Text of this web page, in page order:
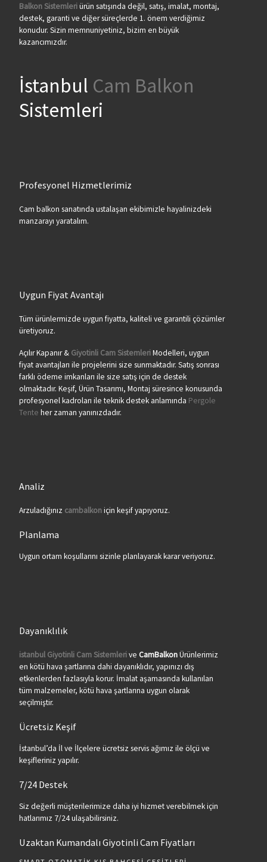
Balkon Sistemleriürün satışında değil, satış, imalat, montaj,
destek, garanti ve diğer süreçlerde 1. önem verdiğimiz
konudur. Sizin memnuniyetiniz, bizim en büyük
kazancımızdır.
İstanbul Cam Balkon
Sistemleri
Profesyonel Hizmetlerimiz
Cam balkon sanatında ustalaşan ekibimizle hayalinizdeki
manzarayı yaratalım.
Uygun Fiyat Avantajı
Tüm ürünlermizde uygun fiyatta, kaliteli ve garantili çözümler
üretiyoruz.
Açılır Kapanır & Giyotinli Cam SistemleriModelleri, uygun
fiyat avantajları ile projelerini size sunmaktadır. Satış sonrası
farklı ödeme imkanları ile size satış için de destek
olmaktadır. Keşif, Ürün Tasarımı, Montaj süresince konusunda
profesyonel kadroları ile teknik destek anlamında Pergole
Tente her zaman yanınızdadır.
Analiz
Arzuladığınız cambalkoniçin keşif yapıyoruz.
Planlama
Uygun ortam koşullarını sizinle planlayarak karar veriyoruz.
Dayanıklılık
istanbul Giyotinli Cam Sistemlerive CamBalkonÜrünlerimiz
en kötü hava şartlarına dahi dayanıklıdır, yapınızı dış
etkenlerden fazlasıyla korur. İmalat aşamasında kullanılan
tüm malzemeler, kötü hava şartlarına uygun olarak
seçilmiştir.
Ücretsiz Keşif
İstanbul’da İl ve İlçelere ücretsiz servis ağımız ile ölçü ve
keşifleriniz yapılır.
7/24 Destek
Siz değerli müşterilerimize daha iyi hizmet verebilmek için
hatlarımız 7/24 ulaşabilirsiniz.
Uzaktan Kumandalı Giyotinli Cam Fiyatları